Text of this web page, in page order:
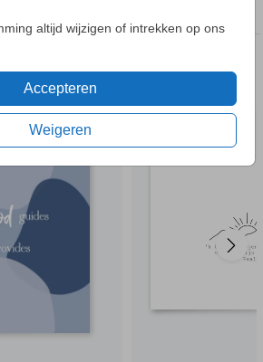
altijd wijzigen of intrekken op ons
Accepteren
Weigeren
wordt op de achterkant van de
elk kaart folie toe te voegen of te
het antwoord.
contactmet ons op. We helpen je
VIND JE
OOK LEUK